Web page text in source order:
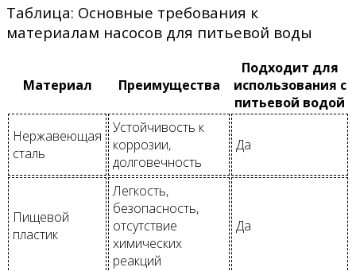
Таблица: Основные требования к
материалам насосов для питьевой воды
Материал Преимущества
Подходит для
использования с
питьевой водой
Нержавеющая
сталь
Устойчивость к
коррозии,
долговечность
Да
Пищевой
пластик
Легкость,
безопасность,
отсутствие
химических
реакций
Да